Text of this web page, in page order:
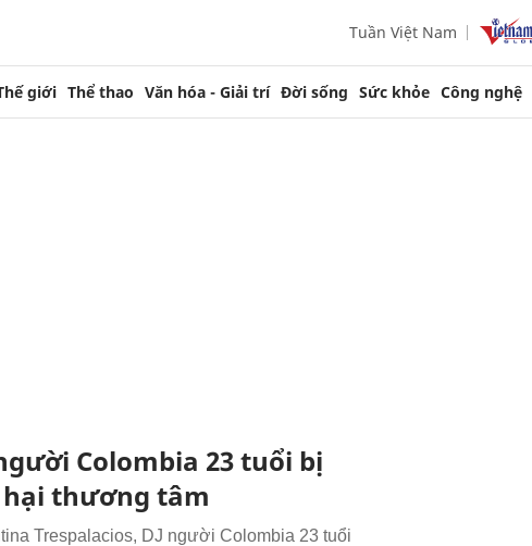
Tuần Việt Nam
giới Thể thao Văn hóa - Giải trí Đời sống Sức khỏe Công nghệ
Colombia 23 tuổi bị
thương tâm
Trespalacios, DJ người Colombia 23 tuổi